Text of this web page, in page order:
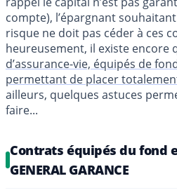
compte), l’épargnant
risque ne doit pas céder à ces
heureusement, il existe encore
d’assurance-vie, équipés de
permettant de placer
ailleurs, quelques astuces
faire...
Contrats équipés du fond
GENERAL GARANCE